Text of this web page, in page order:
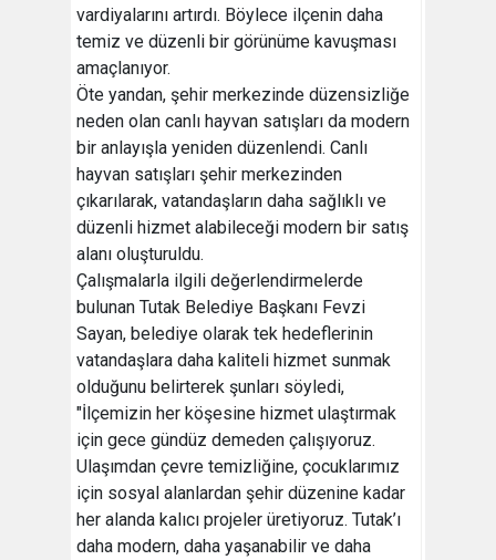
vardiyalarını artırdı. Böylece ilçenin daha
temiz ve düzenli bir görünüme kavuşması
amaçlanıyor.
Öte yandan, şehir merkezinde düzensizliğe
neden olan canlı hayvan satışları da modern
bir anlayışla yeniden düzenlendi. Canlı
hayvan satışları şehir merkezinden
çıkarılarak, vatandaşların daha sağlıklı ve
düzenli hizmet alabileceği modern bir satış
alanı oluşturuldu.
Çalışmalarla ilgili değerlendirmelerde
bulunan Tutak Belediye Başkanı Fevzi
Sayan, belediye olarak tek hedeflerinin
vatandaşlara daha kaliteli hizmet sunmak
olduğunu belirterek şunları söyledi,
"İlçemizin her köşesine hizmet ulaştırmak
için gece gündüz demeden çalışıyoruz.
Ulaşımdan çevre temizliğine, çocuklarımız
için sosyal alanlardan şehir düzenine kadar
her alanda kalıcı projeler üretiyoruz. Tutak’ı
daha modern, daha yaşanabilir ve daha